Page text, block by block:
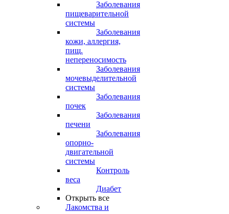
Заболевания
пищеварительной
системы
Заболевания
кожи, аллергия,
пищ.
непереносимость
Заболевания
мочевыделительной
системы
Заболевания
почек
Заболевания
печени
Заболевания
опорно-
двигательной
системы
Контроль
веса
Диабет
Открыть все
Лакомства и